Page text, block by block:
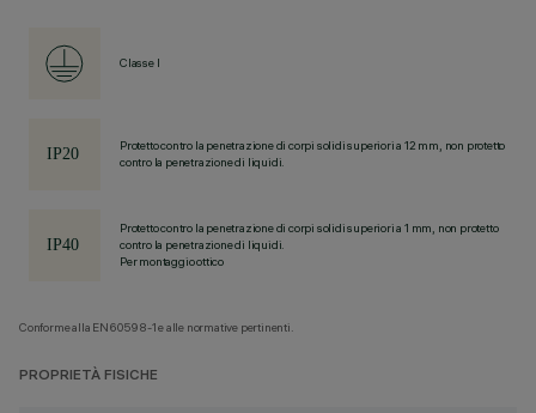
Classe I
Protetto contro la penetrazione di corpi solidi superiori a 12 mm, non protetto
contro la penetrazione di liquidi.
Protetto contro la penetrazione di corpi solidi superiori a 1 mm, non protetto
contro la penetrazione di liquidi.
Per montaggio ottico
Conforme alla EN60598-1 e alle normative pertinenti.
PROPRIETÀ FISICHE